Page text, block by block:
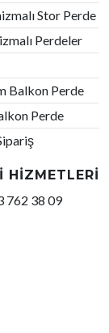
Stor Perde
Perdeler
Balkon Perde
Perde
HİZMETLERİ
762 38 09